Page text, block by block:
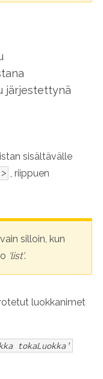
järjestettynä
sisältävälle
, riippuen
silloin, kun
'list'.
luokkanimet
tokaLuokka'